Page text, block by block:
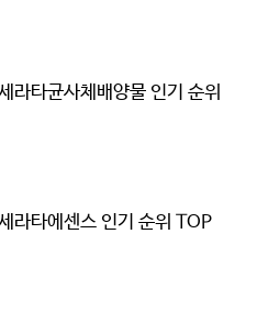
라타균사체배양물 인기 순위
라타에센스 인기 순위 TOP